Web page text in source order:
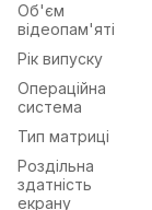
Об'єм
відеопам'яті
Рік випуску
Операційна
система
Тип матриці
Роздільна
здатність
екрану